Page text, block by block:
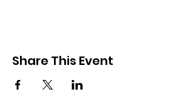
Share This Event